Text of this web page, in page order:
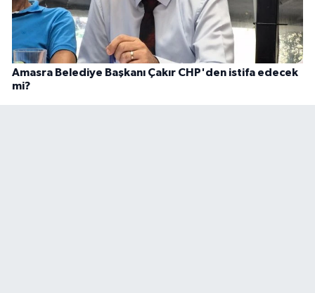
Amasra Belediye Başkanı Çakır CHP'den istifa edecek
mi?